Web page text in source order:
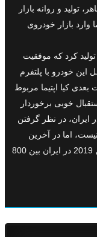
تولید و روانه بازار
بار در سال 2008 کیا اپتیما وارد بازار خودروی
را تولید کرد که موفقیت
2015 چهارمین نسل این خودرو با پلتفرم
کیا اپتیما مربوط
استقبال خوبی برخوردار
ایران، در نظر گرفتن
اما در آخرین
به‌روز رسانی قیمت‌ها، قیمت کیا اپتیما صفر مدل 2019 در ایران بین 800